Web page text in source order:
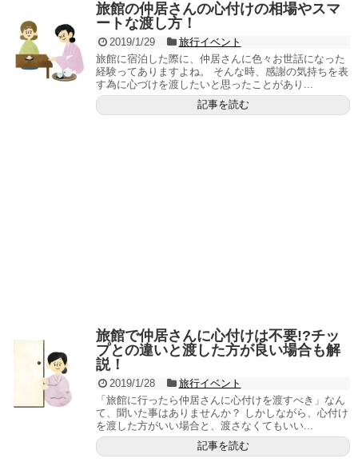
旅館の仲居さんの心付けの相場やスマ
ートな渡し方！
2019/1/29
旅行イベント
旅館に宿泊した際に、仲居さんに色々お世話になった
経験ってありますよね。 そんな時、感謝の気持ちを表
す為に心づけを渡したいと思ったことがあり...
記事を読む
旅館で仲居さんに心付けは不要!?チッ
プとの違いと渡した方が良い場合も解
説！
2019/1/28
旅行イベント
「旅館に行ったら仲居さんに心付けを渡すべき」なん
て、聞いた事はありませんか？ しかしながら、心付け
を渡した方がいい場合と、渡さなくてもいい...
記事を読む